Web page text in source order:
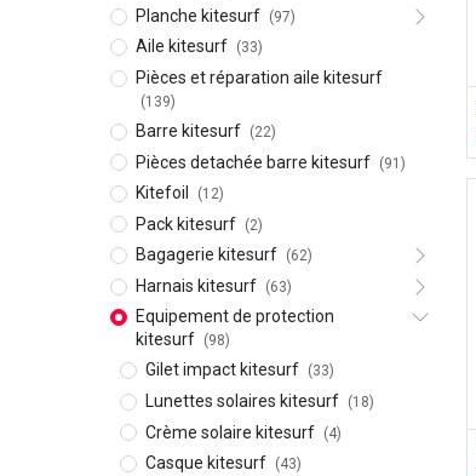
Planche kitesurf (97)
Aile kitesurf (33)
Pièces et réparation aile kitesurf
(139)
Barre kitesurf (22)
Pièces detachée barre kitesurf (91)
Kitefoil (12)
Pack kitesurf (2)
Bagagerie kitesurf (62)
Harnais kitesurf (63)
Equipement de protection
kitesurf
(98)
Gilet impact kitesurf (33)
Lunettes solaires kitesurf (18)
Crème solaire kitesurf (4)
Casque kitesurf (43)